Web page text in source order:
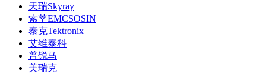
天瑞Skyray
索莘EMCSOSIN
泰克Tektronix
艾维泰科
普锐马
美瑞克